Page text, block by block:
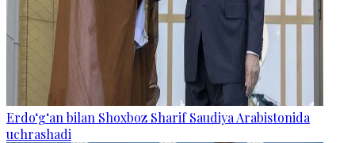
Erdo‘g‘an bilan Shoxboz Sharif Saudiya Arabistonida
uchrashadi